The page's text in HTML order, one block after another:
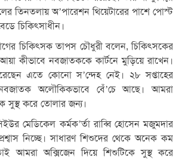
তিনতলায় অ’পারেশন থিয়েটারের পাশে পোস্ট
চিকিৎসাধীন।
চিকিৎসক তাপস চৌধুরী বলেন,চিকিৎসকের
কীভাবে নবজাতককে কার্টনে মুড়িয়ে রাখেন।
এতে কোনো স’ন্দেহ নেই। ২৮ সপ্তাহের
অলৌকিকভাবে বেঁ’চে আছে।
আমরা
সুস্থ করে তোলার জন্য।
মেডিকেল কর্মক’র্তা রাব্বি হোসেন মজুমদার
নিচ্ছে। সাধারণ শিশুদের থেকে অনেক কম
আমরা অক্সিজেন দিয়ে শিশুটিকে সুস্থ করে